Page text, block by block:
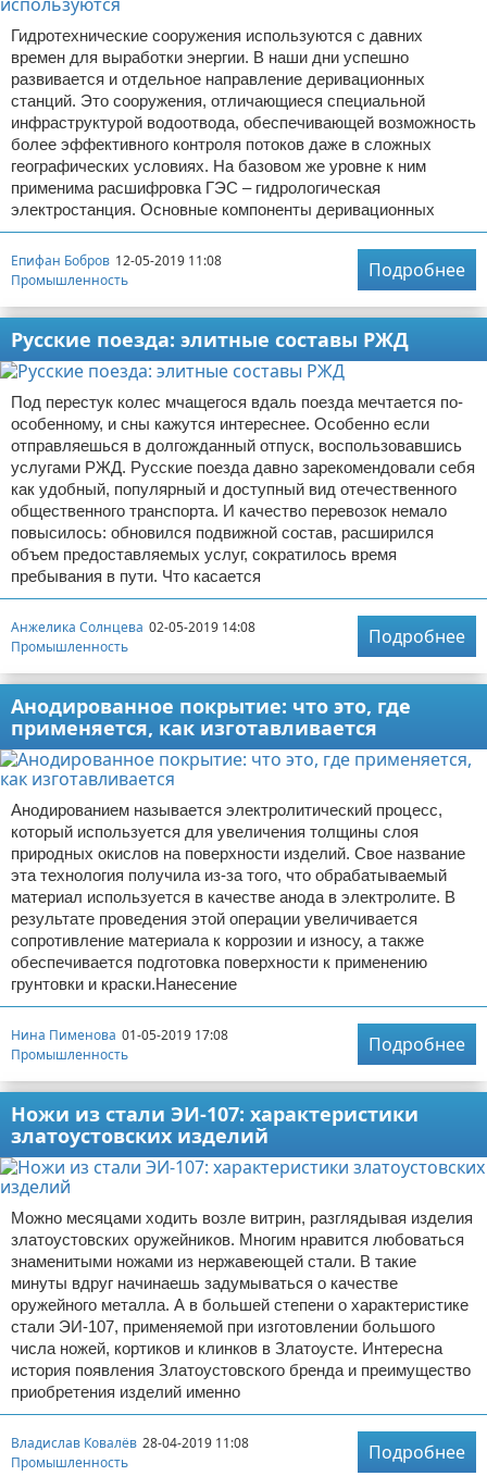
Гидротехнические сооружения используются с давних
времен для выработки энергии. В наши дни успешно
развивается и отдельное направление деривационных
станций. Это сооружения, отличающиеся специальной
инфраструктурой водоотвода, обеспечивающей возможность
более эффективного контроля потоков даже в сложных
географических условиях. На базовом же уровне к ним
применима расшифровка ГЭС – гидрологическая
электростанция. Основные компоненты деривационных
Епифан Бобров 12-05-2019 11:08
Промышленность
Подробнее
Русские поезда: элитные составы РЖД
Под перестук колес мчащегося вдаль поезда мечтается по-
особенному, и сны кажутся интереснее. Особенно если
отправляешься в долгожданный отпуск, воспользовавшись
услугами РЖД. Русские поезда давно зарекомендовали себя
как удобный, популярный и доступный вид отечественного
общественного транспорта. И качество перевозок немало
повысилось: обновился подвижной состав, расширился
объем предоставляемых услуг, сократилось время
пребывания в пути. Что касается
Анжелика Солнцева 02-05-2019 14:08
Промышленность
Подробнее
Анодированное покрытие: что это, где
применяется, как изготавливается
Анодированием называется электролитический процесс,
который используется для увеличения толщины слоя
природных окислов на поверхности изделий. Свое название
эта технология получила из-за того, что обрабатываемый
материал используется в качестве анода в электролите. В
результате проведения этой операции увеличивается
сопротивление материала к коррозии и износу, а также
обеспечивается подготовка поверхности к применению
грунтовки и краски.Нанесение
Нина Пименова 01-05-2019 17:08
Промышленность
Подробнее
Ножи из стали ЭИ-107: характеристики
златоустовских изделий
Можно месяцами ходить возле витрин, разглядывая изделия
златоустовских оружейников. Многим нравится любоваться
знаменитыми ножами из нержавеющей стали. В такие
минуты вдруг начинаешь задумываться о качестве
оружейного металла. А в большей степени о характеристике
стали ЭИ-107, применяемой при изготовлении большого
числа ножей, кортиков и клинков в Златоусте. Интересна
история появления Златоустовского бренда и преимущество
приобретения изделий именно
Владислав Ковалёв 28-04-2019 11:08
Промышленность
Подробнее